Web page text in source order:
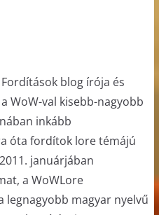
blog írója és
WoW-val kisebb-nagyobb
inkább
óta fordítok lore témájú
januárjában
a WoWLore
legnagyobb magyar nyelvű